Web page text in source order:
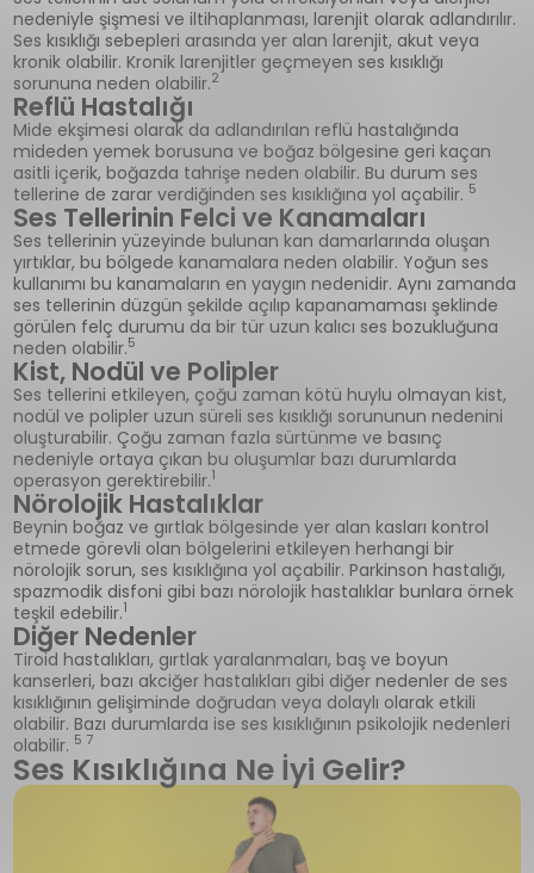
nedeniyle şişmesi ve iltihaplanması, larenjit olarak adlandırılır.
Ses kısıklığı sebepleri arasında yer alan larenjit, akut veya
kronik olabilir. Kronik larenjitler geçmeyen ses kısıklığı
sorununa neden olabilir.2
Reflü Hastalığı
Mide ekşimesi olarak da adlandırılan reflü hastalığında
mideden yemek borusuna ve boğaz bölgesine geri kaçan
asitli içerik, boğazda tahrişe neden olabilir. Bu durum ses
tellerine de zarar verdiğinden ses kısıklığına yol açabilir. 5
Ses Tellerinin Felci ve Kanamaları
Ses tellerinin yüzeyinde bulunan kan damarlarında oluşan
yırtıklar, bu bölgede kanamalara neden olabilir. Yoğun ses
kullanımı bu kanamaların en yaygın nedenidir. Aynı zamanda
ses tellerinin düzgün şekilde açılıp kapanamaması şeklinde
görülen felç durumu da bir tür uzun kalıcı ses bozukluğuna
neden olabilir.5
Kist, Nodül ve Polipler
Ses tellerini etkileyen, çoğu zaman kötü huylu olmayan kist,
nodül ve polipler uzun süreli ses kısıklığı sorununun nedenini
oluşturabilir. Çoğu zaman fazla sürtünme ve basınç
nedeniyle ortaya çıkan bu oluşumlar bazı durumlarda
operasyon gerektirebilir.1
Nörolojik Hastalıklar
Beynin boğaz ve gırtlak bölgesinde yer alan kasları kontrol
etmede görevli olan bölgelerini etkileyen herhangi bir
nörolojik sorun, ses kısıklığına yol açabilir. Parkinson hastalığı,
spazmodik disfoni gibi bazı nörolojik hastalıklar bunlara örnek
teşkil edebilir.1
Diğer Nedenler
Tiroid hastalıkları, gırtlak yaralanmaları, baş ve boyun
kanserleri, bazı akciğer hastalıkları gibi diğer nedenler de ses
kısıklığının gelişiminde doğrudan veya dolaylı olarak etkili
olabilir. Bazı durumlarda ise ses kısıklığının psikolojik nedenleri
olabilir. 5 7
Ses Kısıklığına Ne İyi Gelir?